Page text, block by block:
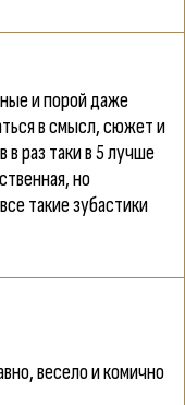
и порой даже
в смысл, сюжет и
в раз таки в 5 лучше
но
такие зубастики
весело и комично